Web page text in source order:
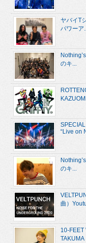
ヤバイT
パワーア
のキ...
“Live on
のキ...
曲）
10-FEET